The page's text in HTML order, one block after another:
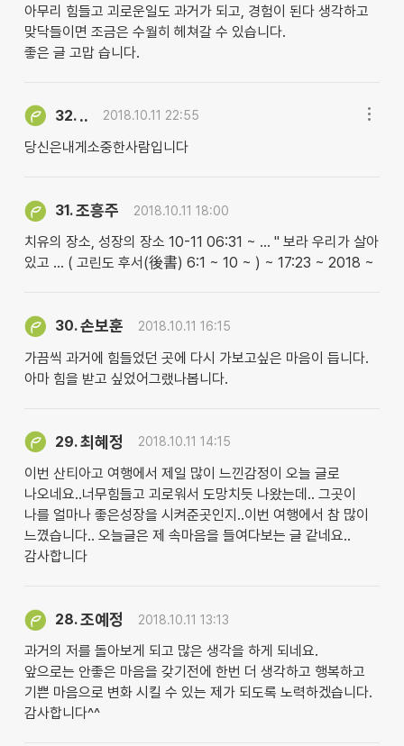
아무리 힘들고 괴로운일도 과거가 되고, 경험이 된다 생각하고
맞닥들이면 조금은 수월히 헤쳐갈 수 있습니다.
좋은 글 고맙 습니다.
32. .. 2018.10.11 22:55
당신은내게소중한사람입니다
31.조흥주 2018.10.11 18:00
치유의 장소, 성장의 장소 10-11 06:31 ~ … " 보라 우리가 살아
있고 … ( 고린도 후서(後書) 6:1 ~ 10 ~ ) ~ 17:23 ~ 2018 ~
30.손보훈 2018.10.11 16:15
가끔씩 과거에 힘들었던 곳에 다시 가보고싶은 마음이 듭니다.
아마 힘을 받고 싶었어그랬나봅니다.
29.최혜정 2018.10.11 14:15
이번 산티아고 여행에서 제일 많이 느낀감정이 오늘 글로
나오네요..너무힘들고 괴로워서 도망치듯 나왔는데.. 그곳이
나를 얼마나 좋은성장을 시켜준곳인지..이번 여행에서 참 많이
느꼈습니다.. 오늘글은 제 속마음을 들여다보는 글 같네요..
감사합니다
28.조예정 2018.10.11 13:13
과거의 저를 돌아보게 되고 많은 생각을 하게 되네요.
앞으로는 안좋은 마음을 갖기전에 한번 더 생각하고 행복하고
기쁜 마음으로 변화 시킬 수 있는 제가 되도록 노력하겠습니다.
감사합니다^^